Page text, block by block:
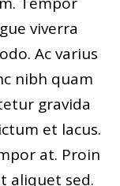
viverra
Ac varius
nibh quam
gravida
et lacus.
at. Proin
aliquet sed.